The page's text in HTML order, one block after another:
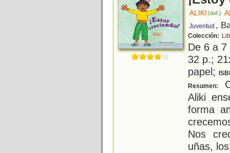
ALIKI (aut.)
Juventud ,
Colección:
De 6 a
32 p.;
papel;
Resumen:
Aliki
forma
Nos
uñas,